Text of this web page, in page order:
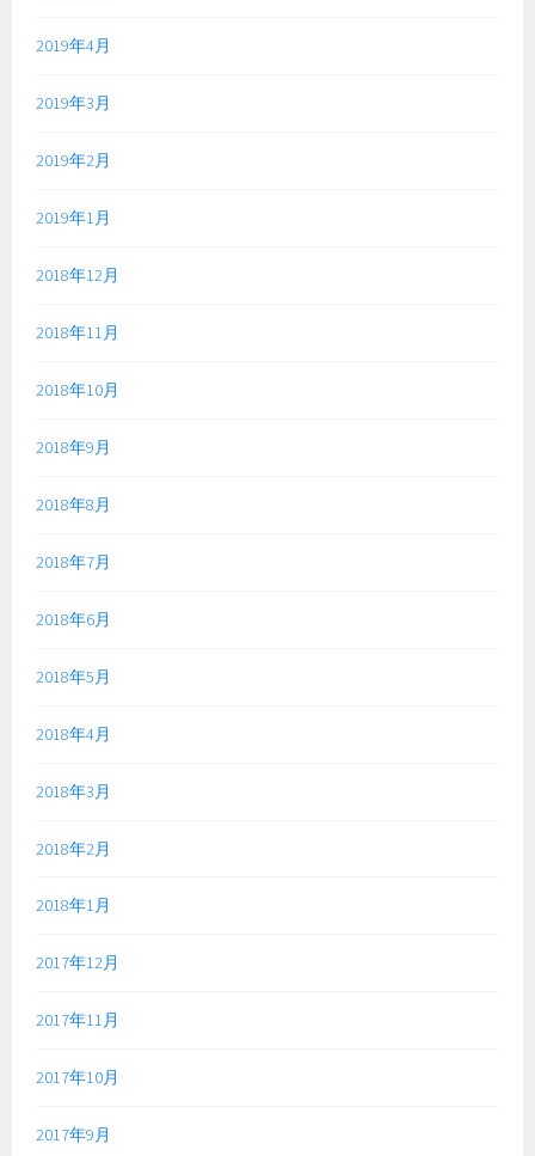
2019年4月
2019年3月
2019年2月
2019年1月
2018年12月
2018年11月
2018年10月
2018年9月
2018年8月
2018年7月
2018年6月
2018年5月
2018年4月
2018年3月
2018年2月
2018年1月
2017年12月
2017年11月
2017年10月
2017年9月